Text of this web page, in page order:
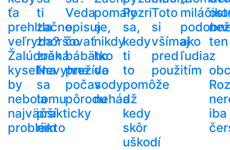
ťa
prehltla
veľryba?
Žalúdočná
kyselina
by
nebola
najväčší
problém
ti
začne
zhoršovať
zrak.
Nevyhne
sa
tomu
prakticky
nikto
Veda
opisuje,
čo
bábätko
prežíva
počas
pôrodu
pomaly
a
nikdy
ho
do
vody
nehádž
Pozri
sa,
kedy
ti
to
pomôže
a
kedy
skôr
uškodí
Toto
si
všímaj
pred
použitím
ako
ľudia
než
ten
z
iba